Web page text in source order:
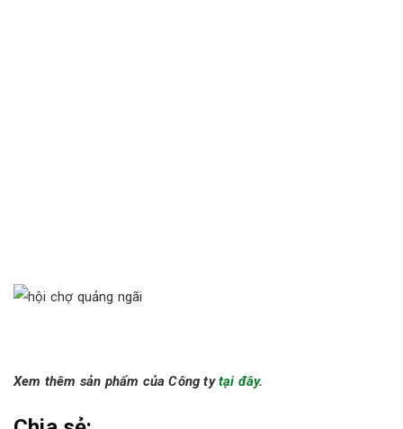
Xem thêm sản phẩm của Công tytại đây.